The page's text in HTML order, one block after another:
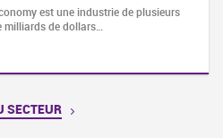
est une industrie de plusieurs
de dollars…
SECTEUR